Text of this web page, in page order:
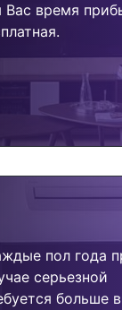
Вас время
пол года
серьезной
больше